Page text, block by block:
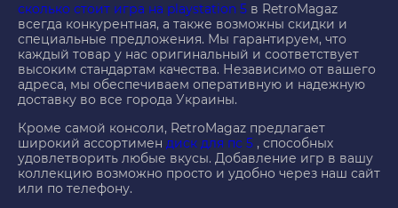
сколько стоит игра на playstation 5 в RetroMagaz
всегда конкурентная, а также возможны скидки и
специальные предложения. Мы гарантируем, что
каждый товар у нас оригинальный и соответствует
высоким стандартам качества. Независимо от вашего
адреса, мы обеспечиваем оперативную и надежную
доставку во все города Украины.
Кроме самой консоли, RetroMagaz предлагает
широкий ассортимен диск для пс 5 , способных
удовлетворить любые вкусы. Добавление игр в вашу
коллекцию возможно просто и удобно через наш сайт
или по телефону.